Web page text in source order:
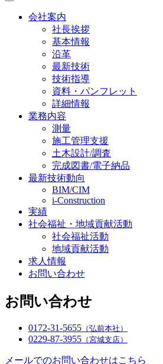
会社案内
社長挨拶
基本情報
沿革
最新技術
技術指導
資料・パンフレット
詳細情報
業務内容
測量
施工管理支援
土木設計/調査
完成図書/電子納品
最新技術動向
BIM/CIM
i-Construction
実績
社会福祉・地域貢献活動
社会福祉活動
地域貢献活動
求人情報
お問い合わせ
お問い合わせ
0172-31-5655 （弘前本社）
0229-87-3955 （宮城支店）
メールでのお問い合わせはこちら